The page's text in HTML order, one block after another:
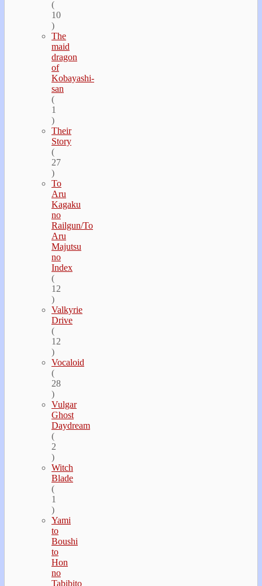
(
10
)
The
maid
dragon
of
Kobayashi-
san
(
1
)
Their
Story
(
27
)
To
Aru
Kagaku
no
Railgun/To
Aru
Majutsu
no
Index
(
12
)
Valkyrie
Drive
(
12
)
Vocaloid
(
28
)
Vulgar
Ghost
Daydream
(
2
)
Witch
Blade
(
1
)
Yami
to
Boushi
to
Hon
no
Tabibito